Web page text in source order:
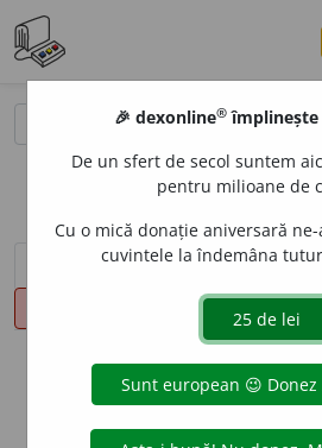
sinteza definițiilor (1) definiții
Aceste definiții sunt
echipa dexonline.
originale se află pe
🎉 dexonline® împlinește
De un sfert de secol suntem
pentru milioane de
Cu o mică donație aniversară
cuvintele la îndemâna